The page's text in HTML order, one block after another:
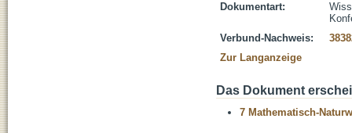
Dokumentart:
Verbund-Nachweis:
Zur Langanzeige
Das Dokument
7 Mathematisch-